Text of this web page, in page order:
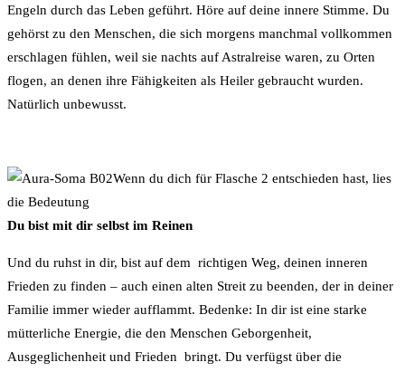
Engeln durch das Leben geführt. Höre auf deine innere Stimme. Du
gehörst zu den Menschen, die sich morgens manchmal vollkommen
erschlagen fühlen, weil sie nachts auf Astralreise waren, zu Orten
flogen, an denen ihre Fähigkeiten als Heiler gebraucht wurden.
Natürlich unbewusst.
Wenn du dich für Flasche 2 entschieden hast, lies
die Bedeutung
Du bist mit dir selbst im Reinen
Und du ruhst in dir, bist auf dem richtigen Weg, deinen inneren
Frieden zu finden – auch einen alten Streit zu beenden, der in deiner
Familie immer wieder aufflammt. Bedenke: In dir ist eine starke
mütterliche Energie, die den Menschen Geborgenheit,
Ausgeglichenheit und Frieden bringt. Du verfügst über die